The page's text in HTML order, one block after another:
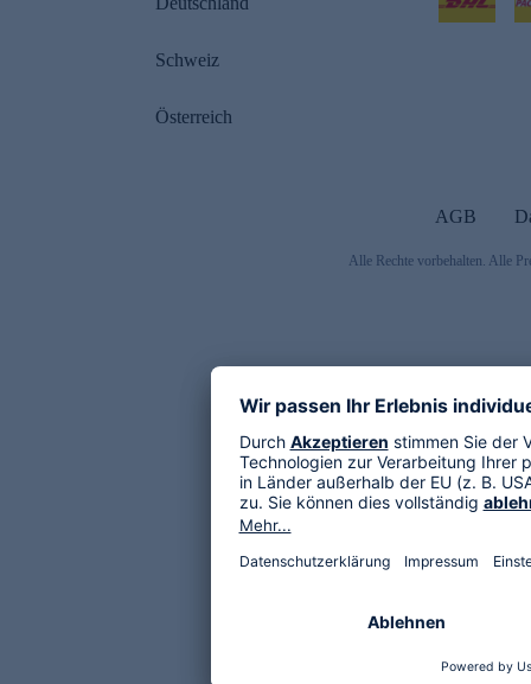
Schweiz
Österreich
AGB
Alle Rechte vorbehalten. Alle